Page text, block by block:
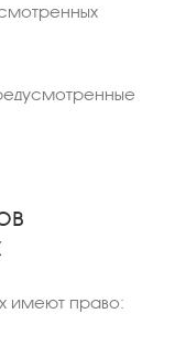
имеют право: